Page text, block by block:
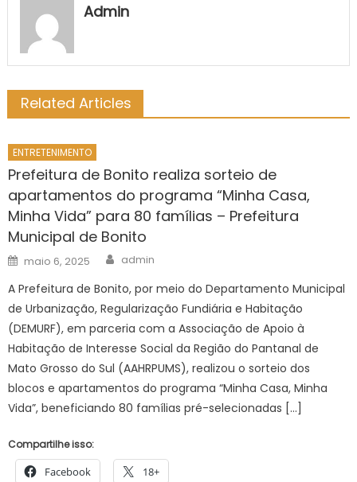
Admin
Related Articles
ENTRETENIMENTO
Prefeitura de Bonito realiza sorteio de
apartamentos do programa “Minha Casa,
Minha Vida” para 80 famílias – Prefeitura
Municipal de Bonito
Posted
on
maio 6, 2025 Author
admin
A Prefeitura de Bonito, por meio do Departamento Municipal
de Urbanização, Regularização Fundiária e Habitação
(DEMURF), em parceria com a Associação de Apoio à
Habitação de Interesse Social da Região do Pantanal de
Mato Grosso do Sul (AAHRPUMS), realizou o sorteio dos
blocos e apartamentos do programa “Minha Casa, Minha
Vida”, beneficiando 80 famílias pré-selecionadas […]
Compartilhe isso:
Facebook 18+